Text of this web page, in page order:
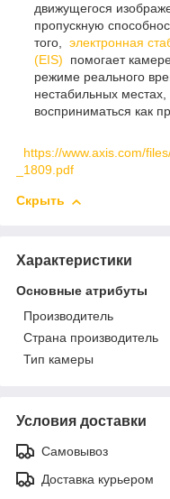
движущегося
пропускную
того, электронная
(EIS) помогает
режиме реального
нестабильных
восприниматься как
https://www.axis.com/
_1809.pdf
Скрыть
Характеристики
Основные атрибуты
Производитель
Страна производитель
Тип камеры
Условия доставки
Самовывоз
Доставка курьером